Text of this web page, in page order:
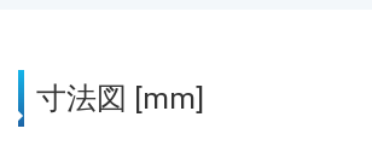
寸法図 [mm]